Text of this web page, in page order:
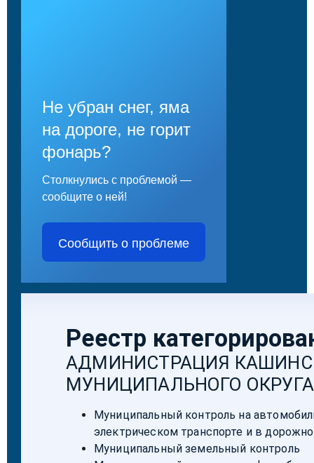
Не убран снег, яма
на дороге, не горит
фонарь?
Столкнулись с проблемой —
сообщите о ней!
Сообщить о проблеме